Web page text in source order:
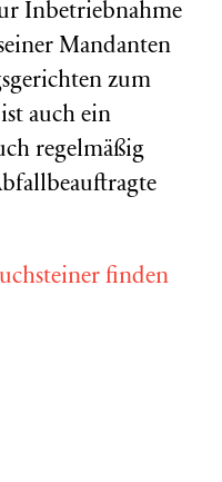
Inbetriebnahme
Mandanten
zum
auch ein
regelmäßig
finden